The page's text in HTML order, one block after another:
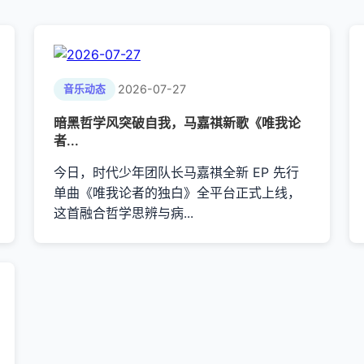
音乐动态 2026-07-27
暗黑哲学风突破自我，马嘉祺新歌《唯我论
者...
今日，时代少年团队长马嘉祺全新 EP 先行
单曲《唯我论者的独白》全平台正式上线，
这首融合哲学思辨与病...